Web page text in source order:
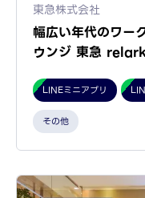
東急株式会社
幅広い年代のワー
ウンジ 東急
LINEミニアプリ
その他